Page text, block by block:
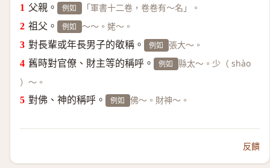
父親。 例如 「軍書十二卷，卷卷有～名」。
祖父。 例如 ～～。姥～。
對長輩或年長男子的敬稱。 例如 張大～。
舊時對官僚、財主等的稱呼。 例如 縣太～。少（ shào
）～。
對佛、神的稱呼。 例如 佛～。財神～。
反饋